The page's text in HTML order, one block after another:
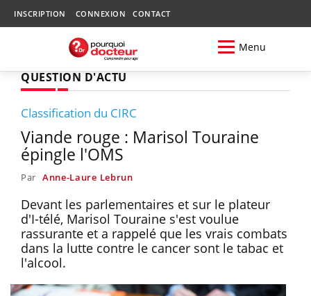
INSCRIPTION CONNEXION CONTACT
Menu
QUESTION D'ACTU
Classification du CIRC
Viande rouge : Marisol Touraine
épingle l'OMS
Par Anne-Laure Lebrun
Devant les parlementaires et sur le plateur
d'I-télé, Marisol Touraine s'est voulue
rassurante et a rappelé que les vrais combats
dans la lutte contre le cancer sont le tabac et
l'alcool.